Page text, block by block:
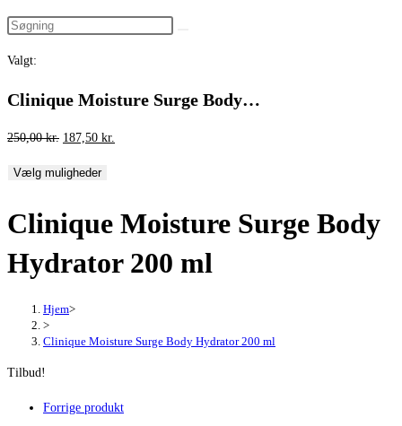
Valgt:
Clinique Moisture Surge Body…
250,00kr. Den
pris
250,00 kr..
187,50 kr.
187,50 kr..
Vælg muligheder
Clinique Moisture Surge Body
Hydrator 200 ml
Hjem>
>
Clinique Moisture Surge Body Hydrator 200 ml
Tilbud!
Forrige produkt